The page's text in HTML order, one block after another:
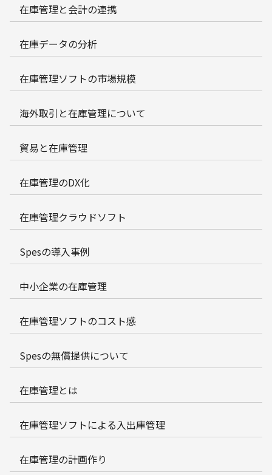
在庫管理と会計の連携
在庫データの分析
在庫管理ソフトの市場規模
海外取引と在庫管理について
貿易と在庫管理
在庫管理のDX化
在庫管理クラウドソフト
Spesの導入事例
中小企業の在庫管理
在庫管理ソフトのコスト感
Spesの無償提供について
在庫管理とは
在庫管理ソフトによる入出庫管理
在庫管理の計画作り